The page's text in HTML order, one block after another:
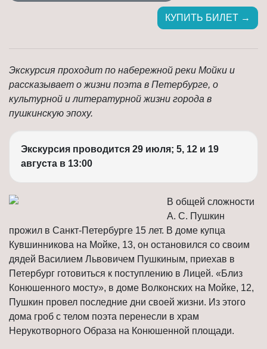
КУПИТЬ БИЛЕТ →
Экскурсия проходит по набережной реки Мойки и
рассказывает о жизни поэта в Петербурге, о
культурной и литературной жизни города в
пушкинскую эпоху.
Экскурсия проводится 29 июля; 5, 12 и 19
августа в 13:00
В общей сложности
А. С. Пушкин
прожил в Санкт-Петербурге 15 лет. В доме купца
Кувшинникова на Мойке, 13, он остановился со своим
дядей Василием Львовичем Пушкиным, приехав в
Петербург готовиться к поступлению в Лицей. «Близ
Конюшенного мосту», в доме Волконских на Мойке, 12,
Пушкин провел последние дни своей жизни. Из этого
дома гроб с телом поэта перенесли в храм
Нерукотворного Образа на Конюшенной площади.